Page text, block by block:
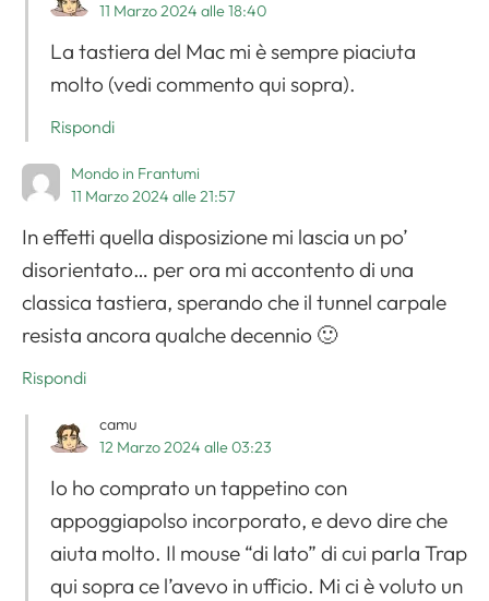
11 Marzo 2024 alle 18:40
La tastiera del Mac mi è sempre piaciuta
molto (vedi commento qui sopra).
Rispondi
Mondo in Frantumi
11 Marzo 2024 alle 21:57
In effetti quella disposizione mi lascia un po’
disorientato… per ora mi accontento di una
classica tastiera, sperando che il tunnel carpale
resista ancora qualche decennio 🙂
Rispondi
camu
12 Marzo 2024 alle 03:23
Io ho comprato un tappetino con
appoggiapolso incorporato, e devo dire che
aiuta molto. Il mouse “di lato” di cui parla Trap
qui sopra ce l’avevo in ufficio. Mi ci è voluto un